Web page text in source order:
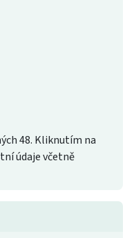
48. Kliknutím na
údaje včetně